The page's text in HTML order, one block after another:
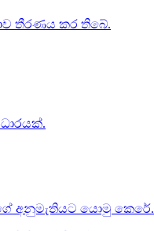
තීරණය කර තිබේ.
අනුමැතියට​ යොමු කෙරේ.